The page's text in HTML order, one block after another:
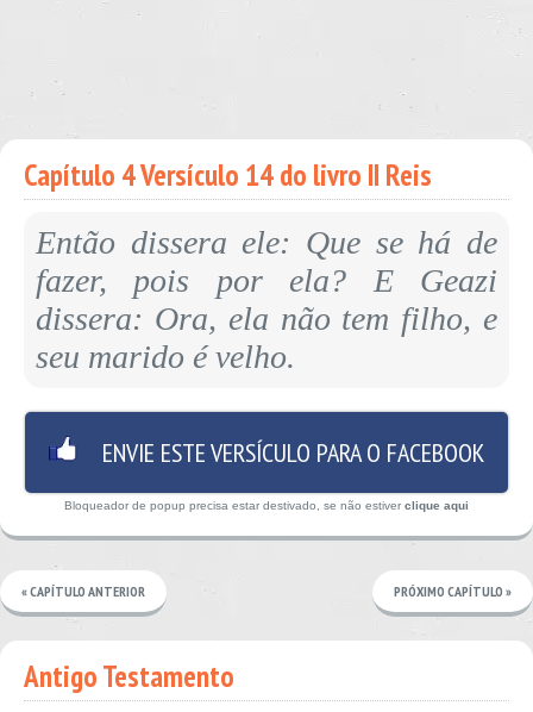
Capítulo 4 Versículo 14 do livro II Reis
Então dissera ele: Que se há de
fazer, pois por ela? E Geazi
dissera: Ora, ela não tem filho, e
seu marido é velho.
ENVIE ESTE VERSÍCULO PARA O FACEBOOK
Bloqueador de popup precisa estar destivado, se não estiver clique aqui
« CAPÍTULO ANTERIOR PRÓXIMO CAPÍTULO »
Antigo Testamento